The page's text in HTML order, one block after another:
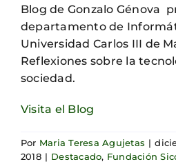
Blog de Gonzalo Génova
departamento de
Universidad Carlos III de
Reflexiones sobre la
sociedad.
Visita el Blog
Por Maria Teresa Agujetas |
2018 | Destacado, Fundación